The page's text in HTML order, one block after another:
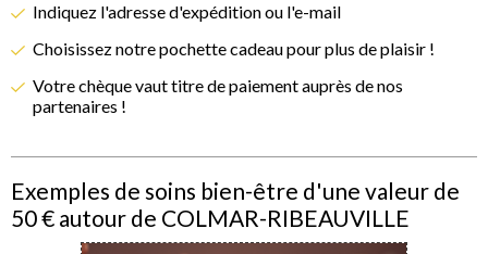
Indiquez l'adresse d'expédition ou l'e-mail
Choisissez notre pochette cadeau pour plus de plaisir !
Votre chèque vaut titre de paiement auprès de nos
partenaires !
Exemples de soins bien-être d'une valeur de
50 € autour de COLMAR-RIBEAUVILLE